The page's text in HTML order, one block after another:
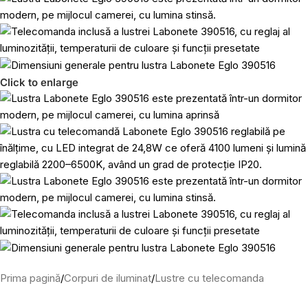
Click to enlarge
Prima pagină/Corpuri de iluminat/Lustre cu telecomanda